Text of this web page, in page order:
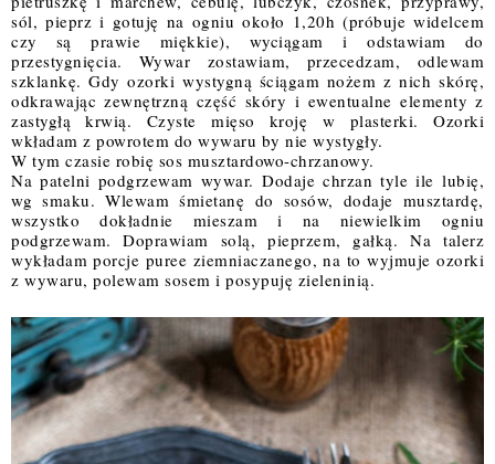
sól, pieprz i gotuję na ogniu około 1,20h (próbuje widelcem
czy są prawie miękkie), wyciągam i odstawiam do
przestygnięcia. Wywar zostawiam, przecedzam, odlewam
szklankę. Gdy ozorki wystygną ściągam nożem z nich skórę,
odkrawając zewnętrzną część skóry i ewentualne elementy z
zastygłą krwią. Czyste mięso kroję w plasterki. Ozorki
wkładam z powrotem do wywaru by nie wystygły.
W tym czasie robię sos musztardowo-chrzanowy.
Na patelni podgrzewam wywar. Dodaje chrzan tyle ile lubię,
wg smaku. Wlewam śmietanę do sosów, dodaje musztardę,
wszystko dokładnie mieszam i na niewielkim ogniu
podgrzewam. Doprawiam solą, pieprzem, gałką. Na talerz
wykładam porcje puree ziemniaczanego, na to wyjmuje ozorki
z wywaru, polewam sosem i posypuję zieleninią.